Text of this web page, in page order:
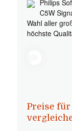
Philips
C5W
Wahl aller
höchste
Preise